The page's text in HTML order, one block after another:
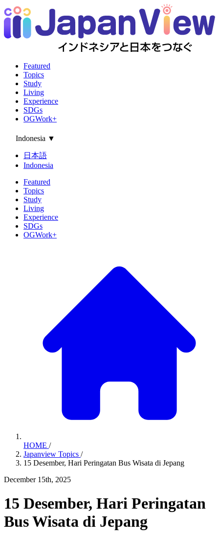
Featured
Topics
Study
Living
Experience
SDGs
OGWork+
Indonesia ▼
日本語
Indonesia
Featured
Topics
Study
Living
Experience
SDGs
OGWork+
HOME /
Japanview Topics /
15 Desember, Hari Peringatan Bus Wisata di Jepang
December 15th, 2025
15 Desember, Hari Peringatan
Bus Wisata di Jepang